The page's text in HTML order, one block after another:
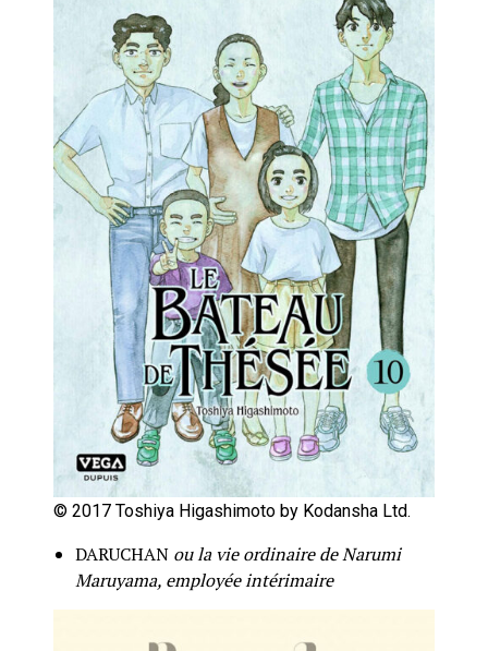
© 2017 Toshiya Higashimoto by Kodansha Ltd.
DARUCHAN ou la vie ordinaire de Narumi
Maruyama, employée intérimaire